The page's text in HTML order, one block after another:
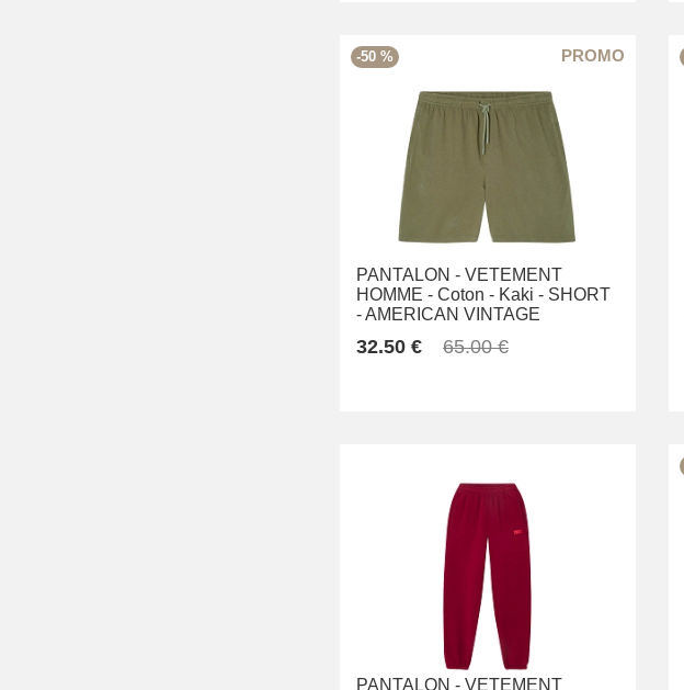
-50 %
PANTALON - VETEMENT
HOMME - Coton - Kaki - SHORT
-AMERICAN VINTAGE
32.50 € 65.00 €
PANTALON - VETEMENT